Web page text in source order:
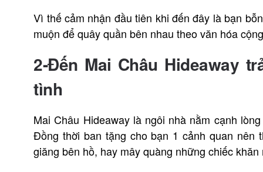
Vì thế cảm nhận đầu tiên khi đến đây là bạn
muộn để quây quần bên nhau theo văn hóa
2-Đến Mai Châu Hideaway
tình
Mai Châu Hideaway là ngôi nhà nằm cạnh
Đồng thời ban tặng cho bạn 1 cảnh quan
giăng bên hồ, hay mây quàng những chiếc